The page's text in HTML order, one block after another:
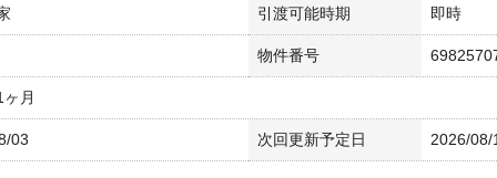
引渡可能時期 即時
物件番号
月
03 次回更新予定日 2026/08/